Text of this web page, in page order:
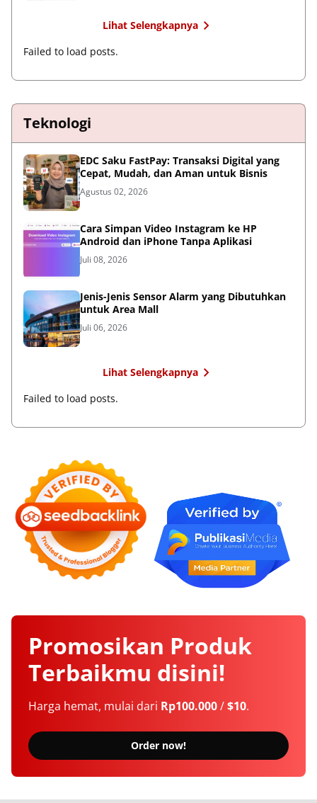
Lihat Selengkapnya
Failed to load posts.
Teknologi
EDC Saku FastPay: Transaksi Digital yang
Cepat, Mudah, dan Aman untuk Bisnis
Agustus 02, 2026
Cara Simpan Video Instagram ke HP
Android dan iPhone Tanpa Aplikasi
Juli 08, 2026
Jenis-Jenis Sensor Alarm yang Dibutuhkan
untuk Area Mall
Juli 06, 2026
Lihat Selengkapnya
Failed to load posts.
Promosikan Produk
Terbaikmu disini!
Harga hemat, mulai dari Rp100.000/$10.
Order now!